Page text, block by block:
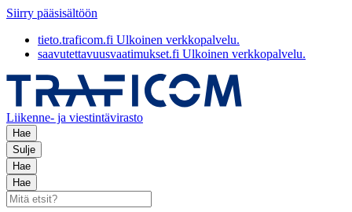
Siirry pääsisältöön
tieto.traficom.fi Ulkoinen verkkopalvelu.
saavutettavuusvaatimukset.fi Ulkoinen verkkopalvelu.
Liikenne- ja viestintävirasto
Hae
Sulje
Hae
Hae